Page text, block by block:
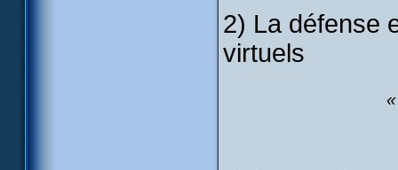
2) La défense
virtuels